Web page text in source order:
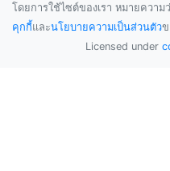
โดยการใช้ไซต์ของเรา หมายควา
คุกกี้และนโยบายความเป็นส่วนตัวข
Licensed under